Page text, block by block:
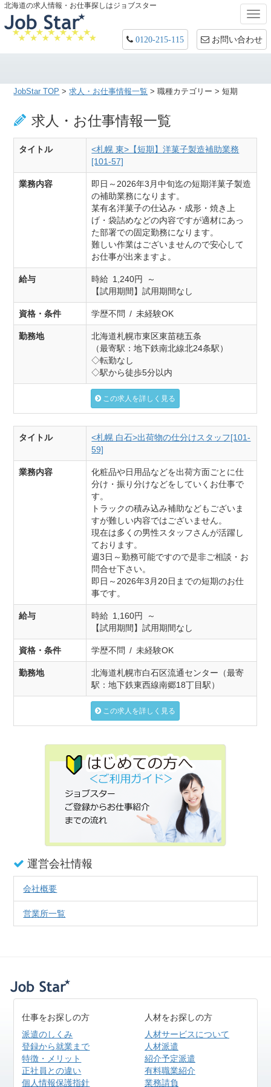
北海道の求人情報・お仕事探しはジョブスター
0120-215-115 お問い合わせ
JobStar TOP > 求人・お仕事情報一覧 > 職種カテゴリー > 短期
求人・お仕事情報一覧
タイトル
<札幌 東>【短期】洋菓子製造補助業務
[101-57]
業務内容
即日～2026年3月中旬迄の短期洋菓子製造
の補助業務になります。
某有名洋菓子の仕込み・成形・焼き上
げ・袋詰めなどの内容ですが適材にあっ
た部署での固定勤務になります。
難しい作業はございませんので安心して
お仕事が出来ますよ。
給与
時給 1,240円 ～
【試用期間】試用期間なし
資格・条件 学歴不問 / 未経験OK
勤務地
北海道札幌市東区東苗穂五条
（最寄駅：地下鉄南北線北24条駅）
◇転勤なし
◇駅から徒歩5分以内
この求人を詳しく見る
タイトル
<札幌 白石>出荷物の仕分けスタッフ[101-
59]
業務内容
化粧品や日用品などを出荷方面ごとに仕
分け・振り分けなどをしていくお仕事で
す。
トラックの積み込み補助などもございま
すが難しい内容ではございません。
現在は多くの男性スタッフさんが活躍し
ております。
週3日～勤務可能ですので是非ご相談・お
問合せ下さい。
即日～2026年3月20日までの短期のお仕
事です。
給与
時給 1,160円 ～
【試用期間】試用期間なし
資格・条件 学歴不問 / 未経験OK
勤務地
北海道札幌市白石区流通センター（最寄
駅：地下鉄東西線南郷18丁目駅）
この求人を詳しく見る
運営会社情報
会社概要
営業所一覧
仕事をお探しの方
派遣のしくみ
登録から就業まで
特徴・メリット
正社員との違い
個人情報保護指針
人材をお探しの方
人材サービスについて
人材派遣
紹介予定派遣
有料職業紹介
業務請負